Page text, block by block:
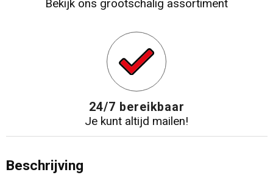
Bekijk ons grootschalig assortiment
24/7 bereikbaar
Je kunt altijd mailen!
Beschrijving